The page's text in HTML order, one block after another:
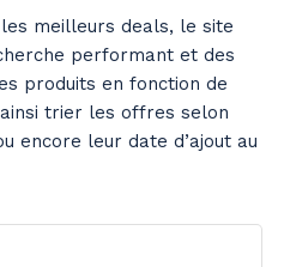
meilleurs deals, le site
performant et des
produits en fonction de
trier les offres selon
encore leur date d’ajout au